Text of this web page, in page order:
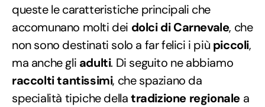
queste le caratteristiche principali che
accomunano molti dei dolci di Carnevale, che
non sono destinati solo a far felici i più piccoli,
ma anche gli adulti. Di seguito ne abbiamo
raccolti tantissimi, che spaziano da
specialità tipiche dellatradizione regionale a